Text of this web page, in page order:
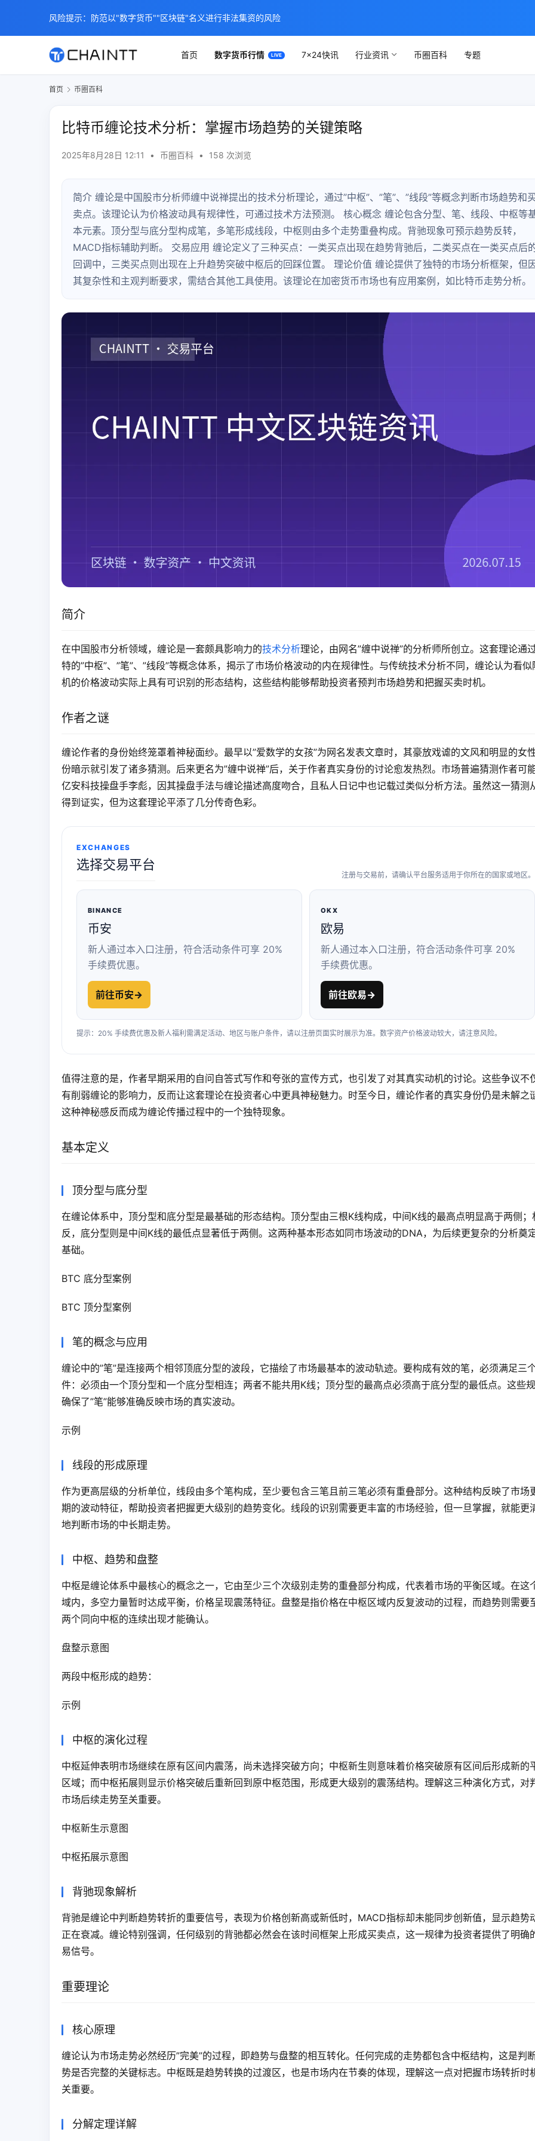
首页 数字货币行情 7×24快讯 行业资讯 币圈百科 专题
首页 币圈百科
比特币缠论技术分析：掌握市场趋势的关键策略
2025年8月28日 12:11 • 币圈百科 • 158 次浏览
简介 缠论是中国股市分析师缠中说禅提出的技术分析理论，通过”中枢”、”笔”、”线段”等概念判断市场趋势和
卖点。该理论认为价格波动具有规律性，可通过技术方法预测。 核心概念 缠论包含分型、笔、线段、中枢等
本元素。顶分型与底分型构成笔，多笔形成线段，中枢则由多个走势重叠构成。背驰现象可预示趋势反转，
MACD指标辅助判断。 交易应用 缠论定义了三种买点：一类买点出现在趋势背驰后，二类买点在一类买点后
回调中，三类买点则出现在上升趋势突破中枢后的回踩位置。 理论价值 缠论提供了独特的市场分析框架，但
其复杂性和主观判断要求，需结合其他工具使用。该理论在加密货币市场也有应用案例，如比特币走势分析。
简介
在中国股市分析领域，缠论是一套颇具影响力的技术分析理论，由网名”缠中说禅”的分析师所创立。这套理论通
特的”中枢”、”笔”、”线段”等概念体系，揭示了市场价格波动的内在规律性。与传统技术分析不同，缠论认为看似
机的价格波动实际上具有可识别的形态结构，这些结构能够帮助投资者预判市场趋势和把握买卖时机。
作者之谜
缠论作者的身份始终笼罩着神秘面纱。最早以”爱数学的女孩”为网名发表文章时，其豪放戏谑的文风和明显的女
份暗示就引发了诸多猜测。后来更名为”缠中说禅”后，关于作者真实身份的讨论愈发热烈。市场普遍猜测作者可
亿安科技操盘手李彪，因其操盘手法与缠论描述高度吻合，且私人日记中也记载过类似分析方法。虽然这一猜测
得到证实，但为这套理论平添了几分传奇色彩。
EXCHANGES
选择交易平台
注册与交易前，请确认平台服务适用于你所在的国家或地区。
BINANCE
币安
新人通过本入口注册，符合活动条件可享 20%
手续费优惠。
前往币安→
OKX
欧易
新人通过本入口注册，符合活动条件可享 20%
手续费优惠。
前往欧易→
提示：20% 手续费优惠及新人福利需满足活动、地区与账户条件，请以注册页面实时展示为准。数字资产价格波动较大，请注意风险。
值得注意的是，作者早期采用的自问自答式写作和夸张的宣传方式，也引发了对其真实动机的讨论。这些争议不
有削弱缠论的影响力，反而让这套理论在投资者心中更具神秘魅力。时至今日，缠论作者的真实身份仍是未解之
这种神秘感反而成为缠论传播过程中的一个独特现象。
基本定义
顶分型与底分型
在缠论体系中，顶分型和底分型是最基础的形态结构。顶分型由三根K线构成，中间K线的最高点明显高于两侧；
反，底分型则是中间K线的最低点显著低于两侧。这两种基本形态如同市场波动的DNA，为后续更复杂的分析奠
基础。
BTC 底分型案例
BTC 顶分型案例
笔的概念与应用
缠论中的”笔”是连接两个相邻顶底分型的波段，它描绘了市场最基本的波动轨迹。要构成有效的笔，必须满足三
件：必须由一个顶分型和一个底分型相连；两者不能共用K线；顶分型的最高点必须高于底分型的最低点。这些
确保了”笔”能够准确反映市场的真实波动。
示例
线段的形成原理
作为更高层级的分析单位，线段由多个笔构成，至少要包含三笔且前三笔必须有重叠部分。这种结构反映了市场
期的波动特征，帮助投资者把握更大级别的趋势变化。线段的识别需要更丰富的市场经验，但一旦掌握，就能更
地判断市场的中长期走势。
中枢、趋势和盘整
中枢是缠论体系中最核心的概念之一，它由至少三个次级别走势的重叠部分构成，代表着市场的平衡区域。在这
域内，多空力量暂时达成平衡，价格呈现震荡特征。盘整是指价格在中枢区域内反复波动的过程，而趋势则需要
两个同向中枢的连续出现才能确认。
盘整示意图
两段中枢形成的趋势：
示例
中枢的演化过程
中枢延伸表明市场继续在原有区间内震荡，尚未选择突破方向；中枢新生则意味着价格突破原有区间后形成新的
区域；而中枢拓展则显示价格突破后重新回到原中枢范围，形成更大级别的震荡结构。理解这三种演化方式，对
市场后续走势至关重要。
中枢新生示意图
中枢拓展示意图
背驰现象解析
背驰是缠论中判断趋势转折的重要信号，表现为价格创新高或新低时，MACD指标却未能同步创新值，显示趋势
正在衰减。缠论特别强调，任何级别的背驰都必然会在该时间框架上形成买卖点，这一规律为投资者提供了明确
易信号。
重要理论
核心原理
缠论认为市场走势必然经历”完美”的过程，即趋势与盘整的相互转化。任何完成的走势都包含中枢结构，这是判
势是否完整的关键标志。中枢既是趋势转换的过渡区，也是市场内在节奏的体现，理解这一点对把握市场转折时
关重要。
分解定理详解
风险提示：防范以"数字货币""区块链"名义进行非法集资的风险